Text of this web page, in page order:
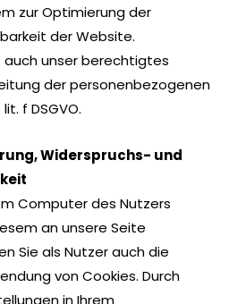
zur Optimierung der
der Website.
auch unser berechtigtes
der personenbezogenen
f DSGVO.
Widerspruchs- und
Computer des Nutzers
an unsere Seite
Sie als Nutzer auch die
von Cookies. Durch
in Ihrem